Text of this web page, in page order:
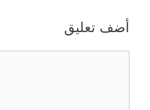
أضف تعليق